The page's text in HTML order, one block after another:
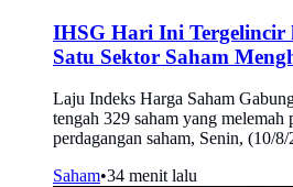
IHSG Hari Ini Tergelincir
Satu Sektor Saham
Laju Indeks Harga Saham
tengah 329 saham yang melemah
perdagangan saham, Senin, (10/8/
Saham•34 menit lalu